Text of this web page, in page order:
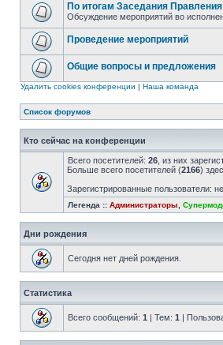
По итогам Заседания Правления
Обсуждение мероприятий во
Проведение мероприятий
Общие вопросы и предложения
Удалить cookies конференции | Наша команда
Список форумов
Кто сейчас на конференции
Всего посетителей: 26 , из них
Больше всего посетителей (2166)
Зарегистрированные пользователи:
Легенда :: Администраторы
Дни рождения
Сегодня нет дней рождения.
Статистика
Всего сообщений: 1 | Тем: 1 |